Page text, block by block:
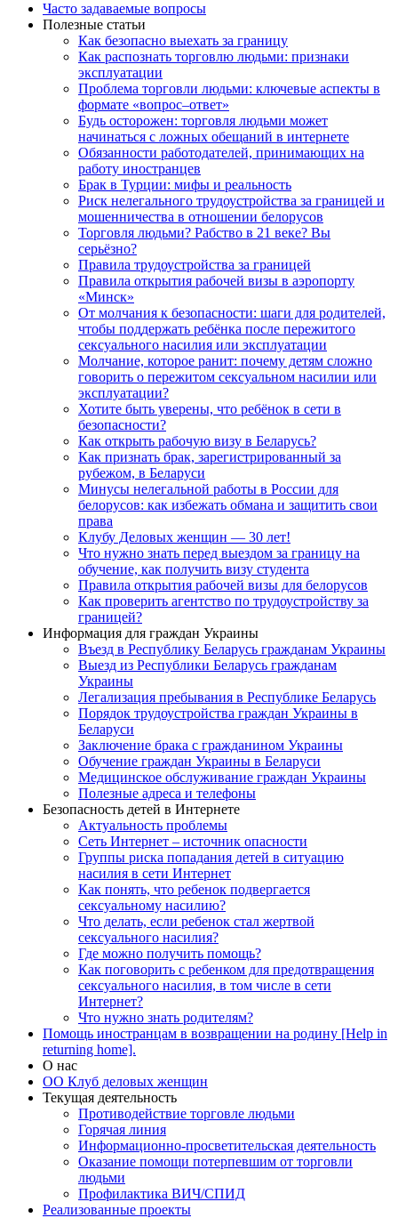
Часто задаваемые вопросы
Полезные статьи
Как безопасно выехать за границу
Как распознать торговлю людьми: признаки
эксплуатации
Проблема торговли людьми: ключевые аспекты в
формате «вопрос–ответ»
Будь осторожен: торговля людьми может
начинаться с ложных обещаний в интернете
Обязанности работодателей, принимающих на
работу иностранцев
Брак в Турции: мифы и реальность
Риск нелегального трудоустройства за границей и
мошенничества в отношении белорусов
Торговля людьми? Рабство в 21 веке? Вы
серьёзно?
Правила трудоустройства за границей
Правила открытия рабочей визы в аэропорту
«Минск»
От молчания к безопасности: шаги для родителей,
чтобы поддержать ребёнка после пережитого
сексуального насилия или эксплуатации
Молчание, которое ранит: почему детям сложно
говорить о пережитом сексуальном насилии или
эксплуатации?
Хотите быть уверены, что ребёнок в сети в
безопасности?
Как открыть рабочую визу в Беларусь?
Как признать брак, зарегистрированный за
рубежом, в Беларуси
Минусы нелегальной работы в России для
белорусов: как избежать обмана и защитить свои
права
Клубу Деловых женщин — 30 лет!
Что нужно знать перед выездом за границу на
обучение, как получить визу студента
Правила открытия рабочей визы для белорусов
Как проверить агентство по трудоустройству за
границей?
Информация для граждан Украины
Въезд в Республику Беларусь гражданам Украины
Выезд из Республики Беларусь гражданам
Украины
Легализация пребывания в Республике Беларусь
Порядок трудоустройства граждан Украины в
Беларуси
Заключение брака с гражданином Украины
Обучение граждан Украины в Беларуси
Медицинское обслуживание граждан Украины
Полезные адреса и телефоны
Безопасность детей в Интернете
Актуальность проблемы
Сеть Интернет – источник опасности
Группы риска попадания детей в ситуацию
насилия в сети Интернет
Как понять, что ребенок подвергается
сексуальному насилию?
Что делать, если ребенок стал жертвой
сексуального насилия?
Где можно получить помощь?
Как поговорить с ребенком для предотвращения
сексуального насилия, в том числе в сети
Интернет?
Что нужно знать родителям?
Помощь иностранцам в возвращении на родину [Help in
returning home].
О нас
ОО Клуб деловых женщин
Текущая деятельность
Противодействие торговле людьми
Горячая линия
Информационно-просветительская деятельность
Оказание помощи потерпевшим от торговли
людьми
Профилактика ВИЧ/СПИД
Реализованные проекты